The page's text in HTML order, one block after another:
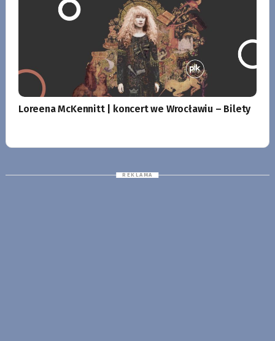
Loreena McKennitt | koncert we Wrocławiu – Bilety